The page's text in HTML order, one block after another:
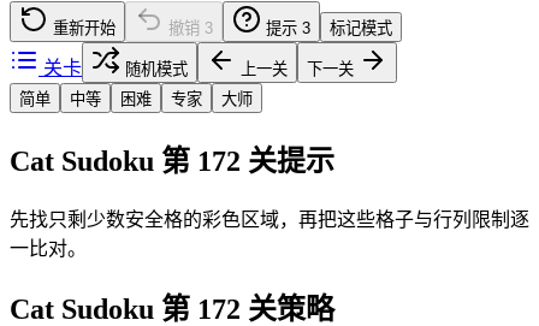
重新开始 撤销 3 提示 3 标记模式
关卡 随机模式 上一关
下一关
简单
中等 困难 专家 大师
Cat Sudoku 第 172 关提示
先找只剩少数安全格的彩色区域，再把这些格子与行列限制逐
一比对。
Cat Sudoku 第 172 关策略